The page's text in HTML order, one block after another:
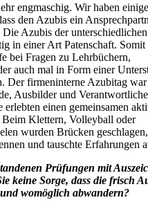
engmaschig. Wir haben
den Azubis ein
Azubis der
in einer Art Patenschaft.
bei Fragen zu Lehrbüchern,
auch mal in Form einer
Der firmeninterne Azubitag
Ausbilder und
erlebten einen gemeinsamen
Klettern, Volleyball oder
wurden Brücken
und tauschte Erfahrungen
Prüfungen mit
keine Sorge, dass die frisch
womöglich abwandern?